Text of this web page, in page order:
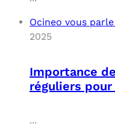
Ocineo vous
2025
Importance
réguliers
...